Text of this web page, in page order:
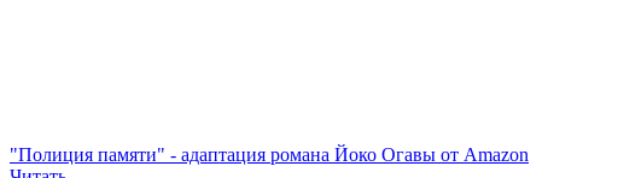
"Полиция памяти" - адаптация романа Йоко Огавы от Amazon